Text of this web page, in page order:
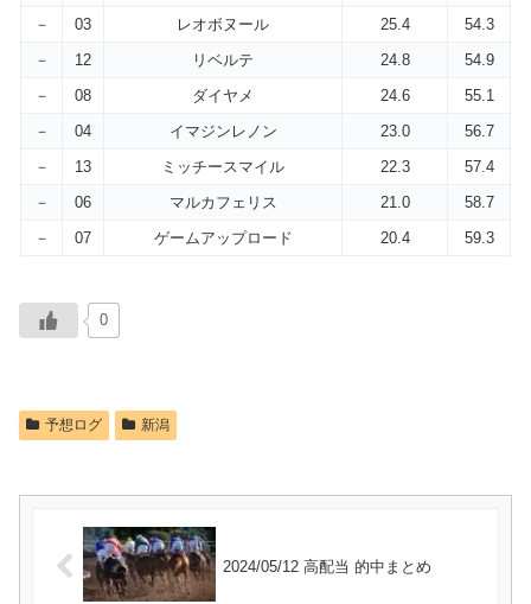
－
03 レオボヌール 25.4
54.3
－
12 リベルテ 24.8
54.9
－
08 ダイヤメ 24.6
55.1
－
04 イマジンレノン 23.0
56.7
－
13 ミッチースマイル 22.3
57.4
－
06 マルカフェリス 21.0
58.7
－
07 ゲームアップロード 20.4 59.3
0
予想ログ 新潟
2024/05/12 高配当 的中まとめ